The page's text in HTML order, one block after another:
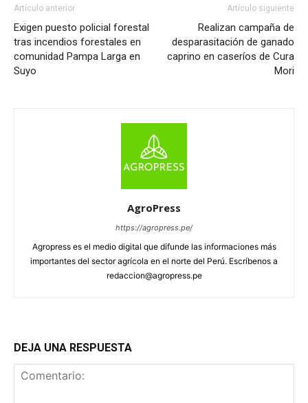
Artículo anterior
Exigen puesto policial forestal
tras incendios forestales en
comunidad Pampa Larga en
Suyo
Artículo siguiente
Realizan campaña de
desparasitación de ganado
caprino en caseríos de Cura
Mori
AgroPress
https://agropress.pe/
Agropress es el medio digital que difunde las informaciones más
importantes del sector agrícola en el norte del Perú. Escríbenos a
redaccion@agropress.pe
DEJA UNA RESPUESTA